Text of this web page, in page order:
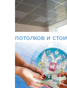
потолков и